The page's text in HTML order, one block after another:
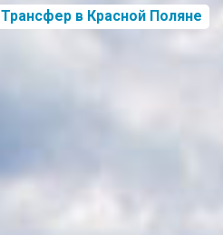
Трансфер в Красной Поляне